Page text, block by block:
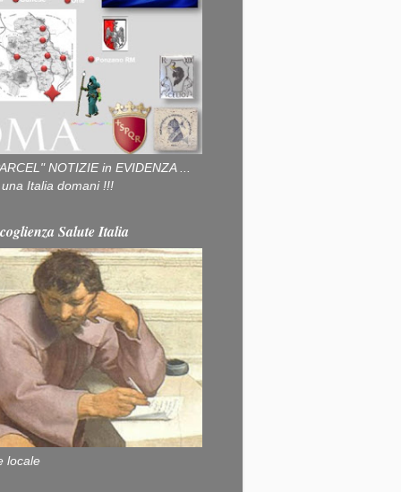
NOTIZIE in EVIDENZA ...
Italia domani !!!
Salute Italia
locale